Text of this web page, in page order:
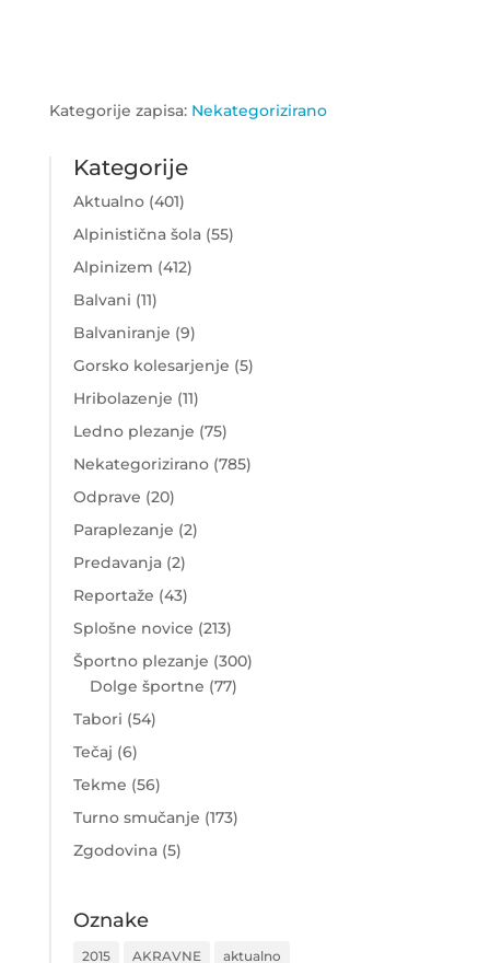
Kategorije zapisa: Nekategorizirano
Kategorije
Aktualno(401)
Alpinistična šola(55)
Alpinizem (412)
Balvani (11)
Balvaniranje (9)
Gorsko kolesarjenje (5)
Hribolazenje (11)
Ledno plezanje (75)
Nekategorizirano(785)
Odprave (20)
Paraplezanje (2)
Predavanja(2)
Reportaže (43)
Splošne novice (213)
Športno plezanje (300)
Dolge športne (77)
Tabori (54)
Tečaj (6)
Tekme (56)
Turno smučanje (173)
Zgodovina(5)
Oznake
2015 AKRAVNE aktualno